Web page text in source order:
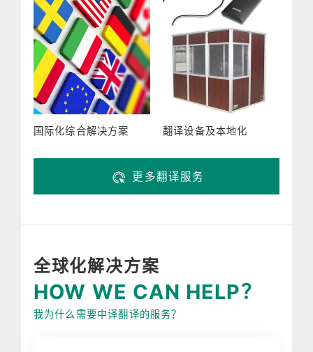
国际化综合解决方案 翻译设备及本地化
更多翻译服务
全球化解决方案
HOW WE CAN HELP？
我为什么需要中译翻译的服务？